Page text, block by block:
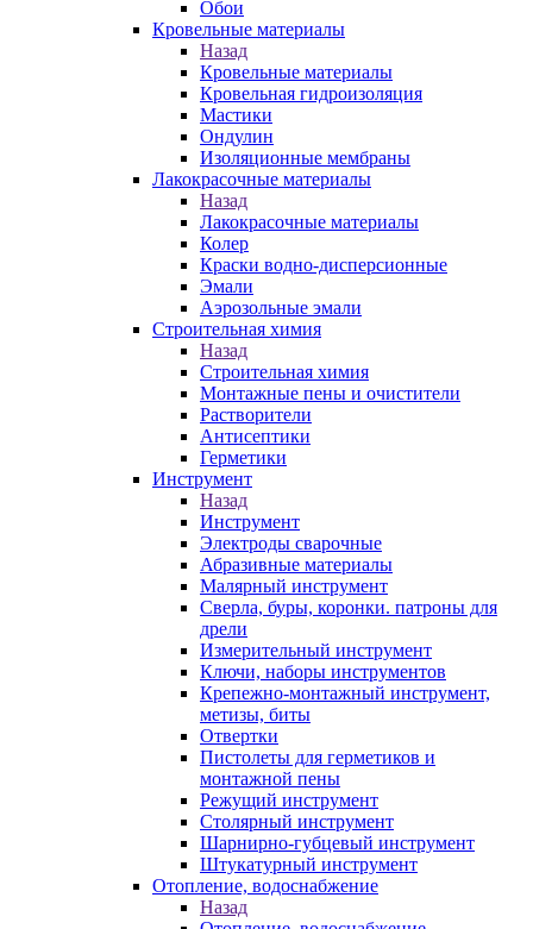
Обои
Кровельные материалы
Назад
Кровельные материалы
Кровельная гидроизоляция
Мастики
Ондулин
Изоляционные мембраны
Лакокрасочные материалы
Назад
Лакокрасочные материалы
Колер
Краски водно-дисперсионные
Эмали
Аэрозольные эмали
Строительная химия
Назад
Строительная химия
Монтажные пены и очистители
Растворители
Антисептики
Герметики
Инструмент
Назад
Инструмент
Электроды сварочные
Абразивные материалы
Малярный инструмент
Сверла, буры, коронки. патроны для
дрели
Измерительный инструмент
Ключи, наборы инструментов
Крепежно-монтажный инструмент,
метизы, биты
Отвертки
Пистолеты для герметиков и
монтажной пены
Режущий инструмент
Столярный инструмент
Шарнирно-губцевый инструмент
Штукатурный инструмент
Отопление, водоснабжение
Назад